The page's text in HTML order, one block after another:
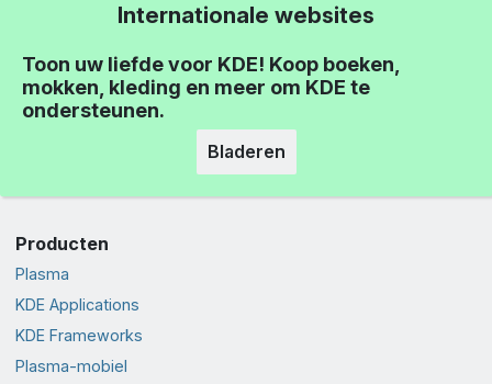
Internationale websites
Toon uw liefde voor KDE! Koop boeken,
mokken, kleding en meer om KDE te
ondersteunen.
Bladeren
Producten
Plasma
KDE Applications
KDE Frameworks
Plasma-mobiel